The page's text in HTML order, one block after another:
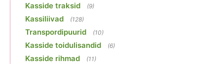
Kasside traksid (9)
Kassiliivad (128)
Transpordipuurid (10)
Kasside toidulisandid (6)
Kasside rihmad (11)